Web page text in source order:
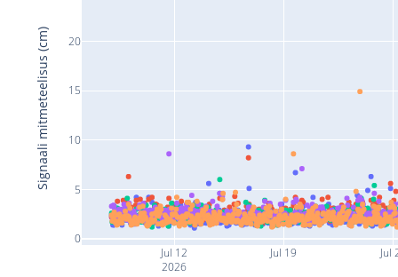
Jul 12
2026
Jul 19 Jul
0
5
10
15
20
Signaali mitmeteelisus (cm)